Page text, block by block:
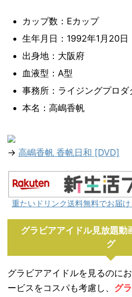
カップ数：Eカップ
生年月日：1992年1月20日
出身地：大阪府
血液型：A型
事務所：ライジングプロダ
本名：高嶋香帆
→ 高嶋香帆 香帆日和 [DVD]
重たいドリンク送料無料でお届
グラビアアイドル見放題動
グ
グラビアアイドルを見るのに
ービスをコスパも考慮し、 グ